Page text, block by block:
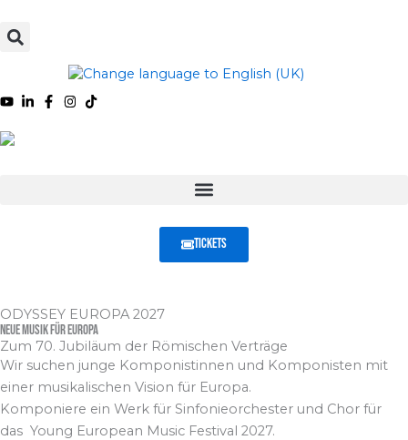
Inhalt
Tickets
ODYSSEY EUROPA 2027
Neue Musik für Europa
Zum 70. Jubiläum der Römischen Verträge
Wir suchen junge Komponistinnen und Komponisten mit
einer musikalischen Vision für Europa.
Komponiere ein Werk für Sinfonieorchester und Chor für
das Young European Music Festival 2027.